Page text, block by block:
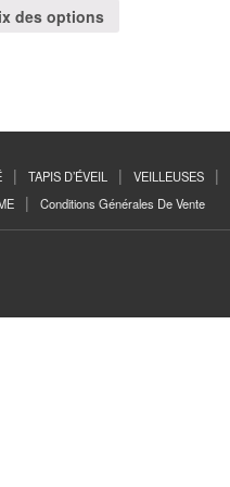
des options
TAPIS D’ÉVEIL VEILLEUSES
Conditions Générales De Vente